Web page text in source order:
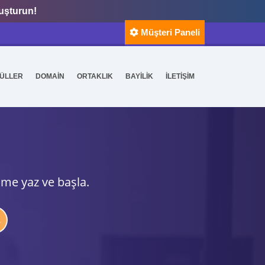
Müşteri Paneli
DOMAİN ORTAKLIK BAYİLİK İLETİŞİM
yaz ve başla.